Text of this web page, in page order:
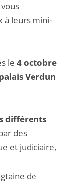
à leurs mini-
le 4 octobre
Verdun
différents
des
et judiciaire,
de